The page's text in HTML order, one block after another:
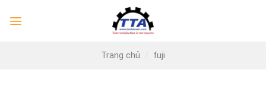
Trang chủ / fuji